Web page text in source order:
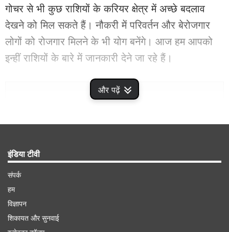
और पढ़ें
गोचर से भी कुछ राशियों के करियर क्षेत्र में अच्छे बदलाव
देखने को मिल सकते हैं। नौकरी में परिवर्तन और बेरोजगार
लोगों को रोजगार मिलने के भी योग बनेंगे। आज हम आपको
इन्हीं राशियों के बारे में जानकारी देने जा रहे हैं।
Advertisement
इंडिया टीवी
संपर्क
हम
विज्ञापन
शिकायत और सुनवाई